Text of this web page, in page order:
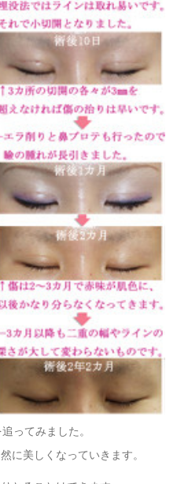
ってみました。
に美しくなっていきます。